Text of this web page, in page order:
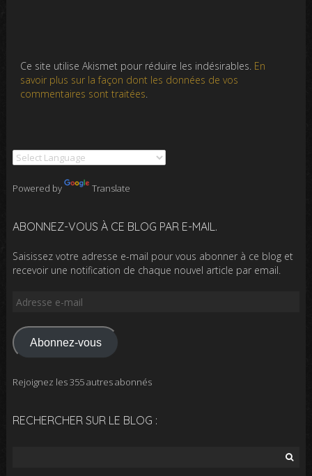
Ce site utilise Akismet pour réduire les indésirables. En
savoir plus sur la façon dont les données de vos
commentaires sont traitées.
Powered by Translate
ABONNEZ-VOUS À CE BLOG PAR E-MAIL.
Saisissez votre adresse e-mail pour vous abonner à ce blog et
recevoir une notification de chaque nouvel article par email.
Adresse
mail
Abonnez-vous
Rejoignez les 355 autres abonnés
RECHERCHER SUR LE BLOG :